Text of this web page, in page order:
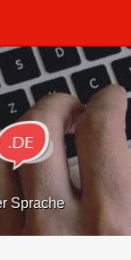
Sprache